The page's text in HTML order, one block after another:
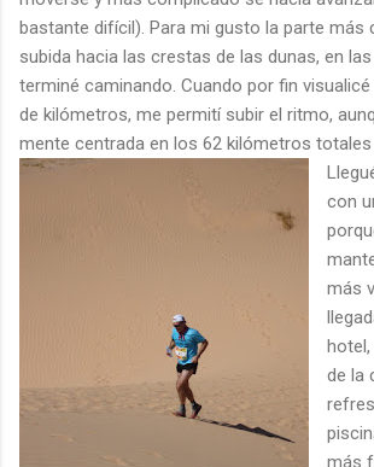
bastante difícil). Para mi gusto la parte más
subida hacia las crestas de las dunas, en
terminé caminando. Cuando por fin
de kilómetros, me permití subir el ritmo,
mente centrada en los 62 kilómetros totales
con
más
de la
más